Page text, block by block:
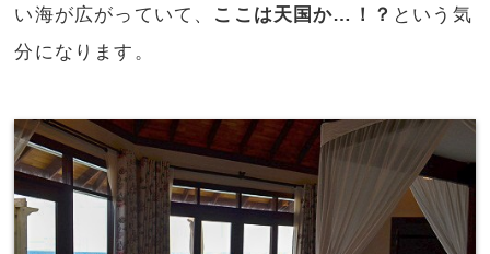
い海が広がっていて、 ここは天国か…！？ という気
分になります。